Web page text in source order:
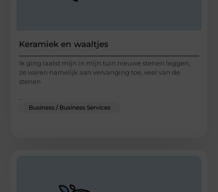
Keramiek en waaltjes
Ik ging laatst mijn in mijn tuin nieuwe stenen leggen,
ze waren namelijk aan vervanging toe, veel van de
stenen
...
Business / Business Services